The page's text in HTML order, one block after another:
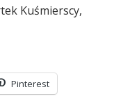
Kuśmierscy,
Pinterest